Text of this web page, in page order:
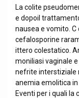
La colite
e dopoil
nausea e vomito. C
cefalosporine
ittero colestatico.
moniliasi vaginale
nefrite interstiziale
anemia emolitica
Eventi per i quali la